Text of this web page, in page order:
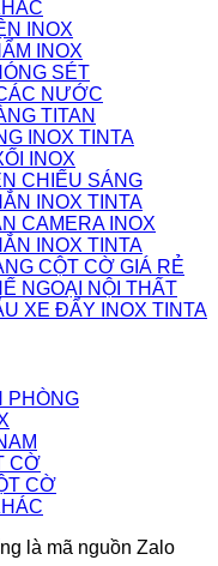
INOX
INOX
SÉT
NƯỚC
TITAN
INOX TINTA
INOX
CHIẾU SÁNG
INOX TINTA
CAMERA INOX
INOX TINTA
CỘT CỜ GIÁ RẺ
NGOẠI NỘI THẤT
XE ĐẨY INOX TINTA
PHÒNG
CỜ
CỜ
là mã nguồn Zalo